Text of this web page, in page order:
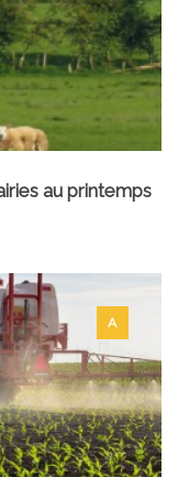
au printemps
A